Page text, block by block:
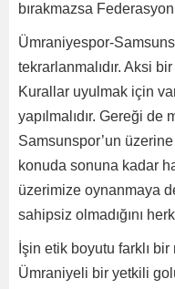
bırakmazsa
Ümraniyespor-
tekrarlanmalıdır. Aksi
Kurallar uyulmak için
yapılmalıdır. Gereği de
Samsunspor’un
konuda sonuna kadar
üzerimize oynanmaya
sahipsiz olmadığını
İşin etik boyutu farklı
Ümraniyeli bir yetkili